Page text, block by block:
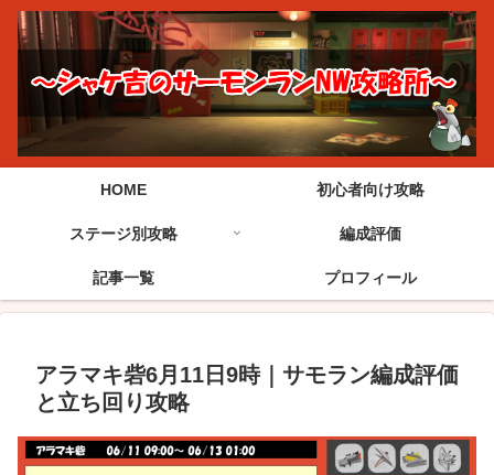
HOME 初心者向け攻略
ステージ別攻略 編成評価
記事一覧 プロフィール
アラマキ砦6月11日9時｜サモラン編成評価
と立ち回り攻略